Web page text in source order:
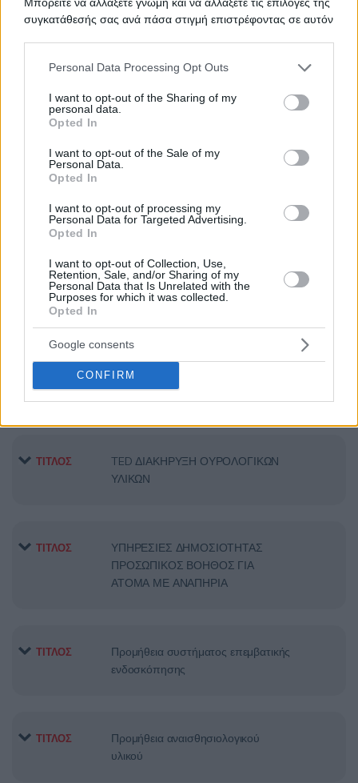
συγκατάθεσής σας ανά πάσα στιγμή επιστρέφοντας σε αυτόν
Please note that this website/app uses one or more Google
not limited to your visit or usage behaviour. You may click to
grant or deny consent to Google and its third-party tags to
use your data for below specified purposes in below Google
consent section.
Personal Data Processing Opt Outs
I want to opt-out of the Sharing of my
personal data.
Opted In
I want to opt-out of the Sale of my
Personal Data.
Opted In
I want to opt-out of processing my
Personal Data for Targeted Advertising.
Opted In
I want to opt-out of Collection, Use,
Retention, Sale, and/or Sharing of my
Personal Data that Is Unrelated with the
Purposes for which it was collected.
Opted In
Google consents
CONFIRM
ΤΙΤΛΟΣ ΟΞΥΓΟΝΟ
ΤΙΤΛΟΣ
ΣΥΝΤΗΡΗΣΗΣ ΙΑΤΡΙΚΟΥ
ΕΞΟΠΛΙΣΜΟΥ
ΤΙΤΛΟΣ
ΤΙΤΛΟΣ TED ΦΙΛΤΡΑ ΑΙΜΟΚΑΘΑΡΣΗΣ
ΤΙΤΛΟΣ
TED ΔΙΑΚΗΡΥΞΗ ΟΥΡΟΛΟΓΙΚΩΝ
ΥΛΙΚΩΝ
ΤΙΤΛΟΣ
ΥΠΗΡΕΣΙΕΣ ΔΗΜΟΣΙΟΤΗΤΑΣ
ΠΡΟΣΩΠΙΚΟΣ ΒΟΗΘΟΣ ΓΙΑ
ΑΤΟΜΑ ΜΕ ΑΝΑΠΗΡΙΑ
ΤΙΤΛΟΣ
Προμήθεια συστήματος επεμβατικής
ενδοσκόπησης
ΤΙΤΛΟΣ
Προμήθεια αναισθησιολογικού
υλικού